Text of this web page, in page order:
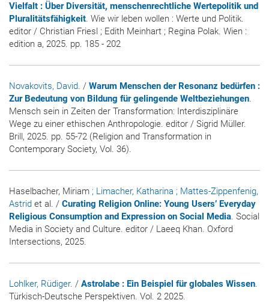
Vielfalt : Über Diversität, menschenrechtliche Wertepolitik und
Pluralitätsfähigkeit. Wie wir leben wollen : Werte und Politik.
editor / Christian Friesl ; Edith Meinhart ; Regina Polak. Wien :
edition a, 2025. pp. 185 - 202
Novakovits, David. / Warum Menschen der Resonanz bedürfen :
Zur Bedeutung von Bildung für gelingende Weltbeziehungen.
Mensch sein in Zeiten der Transformation: Interdisziplinäre
Wege zu einer ethischen Anthropologie. editor / Sigrid Müller.
Brill, 2025. pp. 55-72 (Religion and Transformation in
Contemporary Society, Vol. 36).
Haselbacher, Miriam ; Limacher, Katharina ; Mattes-Zippenfenig,
Astrid et al. / Curating Religion Online: Young Users’ Everyday
Religious Consumption and Expression on Social Media. Social
Media in Society and Culture. editor / Laeeq Khan. Oxford
Intersections, 2025.
Lohlker, Rüdiger. / Astrolabe : Ein Beispiel für globales Wissen.
Türkisch-Deutsche Perspektiven. Vol. 2 2025.